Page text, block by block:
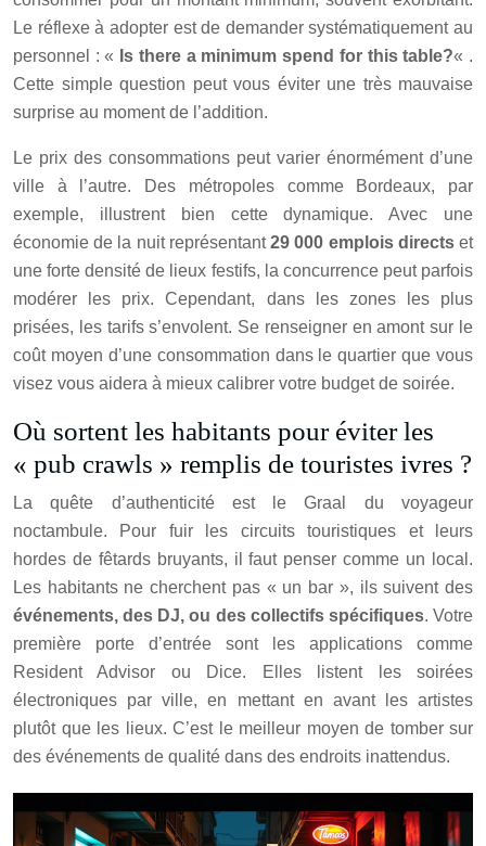
Le réflexe à adopter est de demander systématiquement au
personnel : « Is there a minimum spend for this table?« .
Cette simple question peut vous éviter une très mauvaise
surprise au moment de l’addition.
Le prix des consommations peut varier énormément d’une
ville à l’autre. Des métropoles comme Bordeaux, par
exemple, illustrent bien cette dynamique. Avec une
économie de la nuit représentant29 000 emplois directset
une forte densité de lieux festifs, la concurrence peut parfois
modérer les prix. Cependant, dans les zones les plus
prisées, les tarifs s’envolent. Se renseigner en amont sur le
coût moyen d’une consommation dans le quartier que vous
visez vous aidera à mieux calibrer votre budget de soirée.
Où sortent les habitants pour éviter les
« pub crawls » remplis de touristes ivres ?
La quête d’authenticité est le Graal du voyageur
noctambule. Pour fuir les circuits touristiques et leurs
hordes de fêtards bruyants, il faut penser comme un local.
Les habitants ne cherchent pas « un bar », ils suivent des
événements, des DJ, ou des collectifs spécifiques. Votre
première porte d’entrée sont les applications comme
Resident Advisor ou Dice. Elles listent les soirées
électroniques par ville, en mettant en avant les artistes
plutôt que les lieux. C’est le meilleur moyen de tomber sur
des événements de qualité dans des endroits inattendus.